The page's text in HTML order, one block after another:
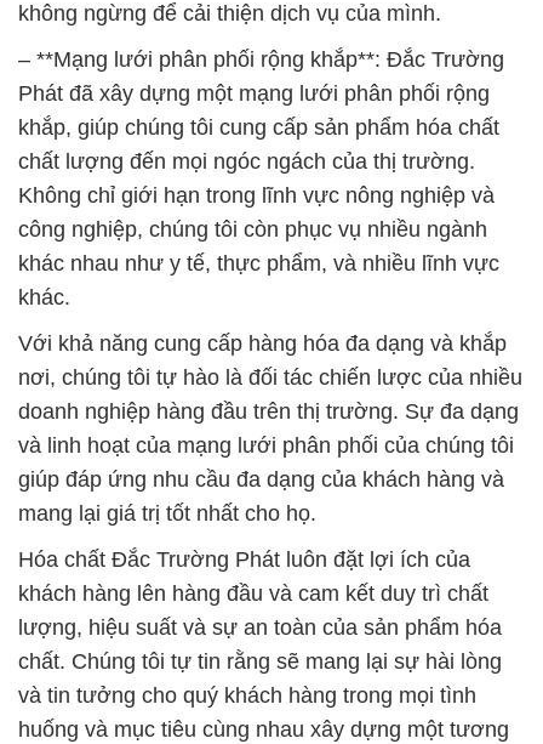
không ngừng để cải thiện dịch vụ của mình.
– **Mạng lưới phân phối rộng khắp**: Đắc Trường
Phát đã xây dựng một mạng lưới phân phối rộng
khắp, giúp chúng tôi cung cấp sản phẩm hóa chất
chất lượng đến mọi ngóc ngách của thị trường.
Không chỉ giới hạn trong lĩnh vực nông nghiệp và
công nghiệp, chúng tôi còn phục vụ nhiều ngành
khác nhau như y tế, thực phẩm, và nhiều lĩnh vực
khác.
Với khả năng cung cấp hàng hóa đa dạng và khắp
nơi, chúng tôi tự hào là đối tác chiến lược của nhiều
doanh nghiệp hàng đầu trên thị trường. Sự đa dạng
và linh hoạt của mạng lưới phân phối của chúng tôi
giúp đáp ứng nhu cầu đa dạng của khách hàng và
mang lại giá trị tốt nhất cho họ.
Hóa chất Đắc Trường Phát luôn đặt lợi ích của
khách hàng lên hàng đầu và cam kết duy trì chất
lượng, hiệu suất và sự an toàn của sản phẩm hóa
chất. Chúng tôi tự tin rằng sẽ mang lại sự hài lòng
và tin tưởng cho quý khách hàng trong mọi tình
huống và mục tiêu cùng nhau xây dựng một tương